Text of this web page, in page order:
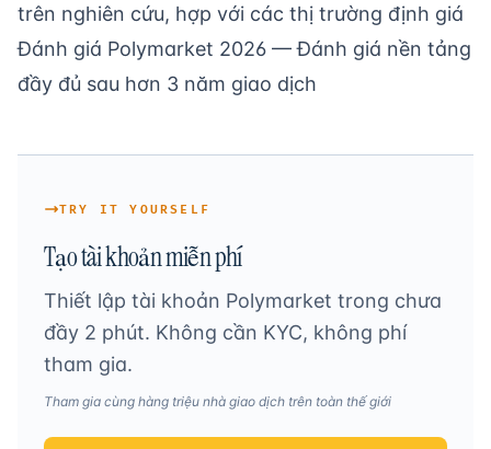
trên nghiên cứu, hợp với các thị trường định giá
Đánh giá Polymarket 2026 — Đánh giá nền tảng
đầy đủ sau hơn 3 năm giao dịch
TRY IT YOURSELF
Tạo tài khoản miễn phí
Thiết lập tài khoản Polymarket trong chưa
đầy 2 phút. Không cần KYC, không phí
tham gia.
Tham gia cùng hàng triệu nhà giao dịch trên toàn thế giới